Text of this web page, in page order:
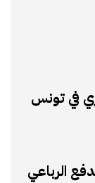
في تونس
الرباعي